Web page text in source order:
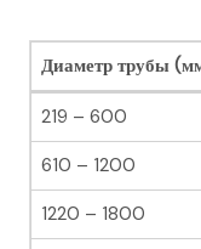
Диаметр трубы
219 – 600
610 – 1200
1220 – 1800